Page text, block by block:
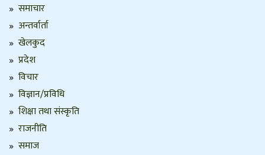
समाचार
अन्तर्वार्ता
खेलकुद
प्रदेश
विचार
विज्ञान/प्रविधि
शिक्षा तथा संस्कृति
राजनीति
समाज